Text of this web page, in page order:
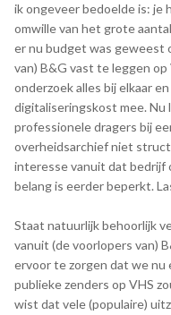
ik ongeveer bedoelde is: je
omwille van het grote
er nu budget was geweest
van) B&G vast te leggen
onderzoek alles bij elkaar
digitaliseringskost mee. Nu
professionele dragers bij
overheidsarchief niet
interesse vanuit dat bedrijf
belang is eerder beperkt.
Staat natuurlijk behoorlijk
vanuit (de voorlopers van)
ervoor te zorgen dat we nu
publieke zenders op VHS
wist dat vele (populaire)